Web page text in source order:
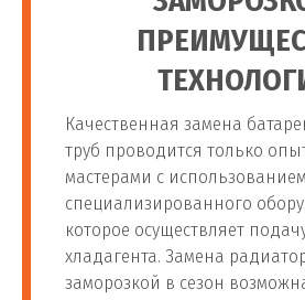
Качественная замена
труб проводится только
мастерами с использованием
специализированного
которое осуществляет
хладагента. Замена
заморозкой в сезон